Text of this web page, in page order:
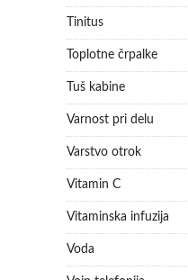
Tinitus
Toplotne črpalke
Tuš kabine
Varnost pri delu
Varstvo otrok
Vitamin C
Vitaminska infuzija
Voda